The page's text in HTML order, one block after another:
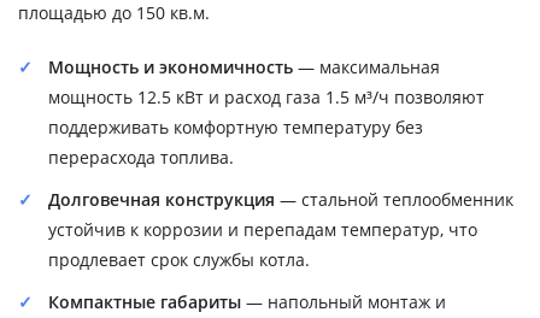
площадью до 150 кв.м.
Мощность и экономичность — максимальная
мощность 12.5 кВт и расход газа 1.5 м³/ч позволяют
поддерживать комфортную температуру без
перерасхода топлива.
Долговечная конструкция — стальной теплообменник
устойчив к коррозии и перепадам температур, что
продлевает срок службы котла.
Компактные габариты — напольный монтаж и